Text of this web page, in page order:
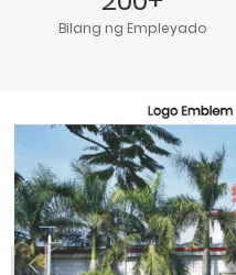
Bilang ng Empleyado